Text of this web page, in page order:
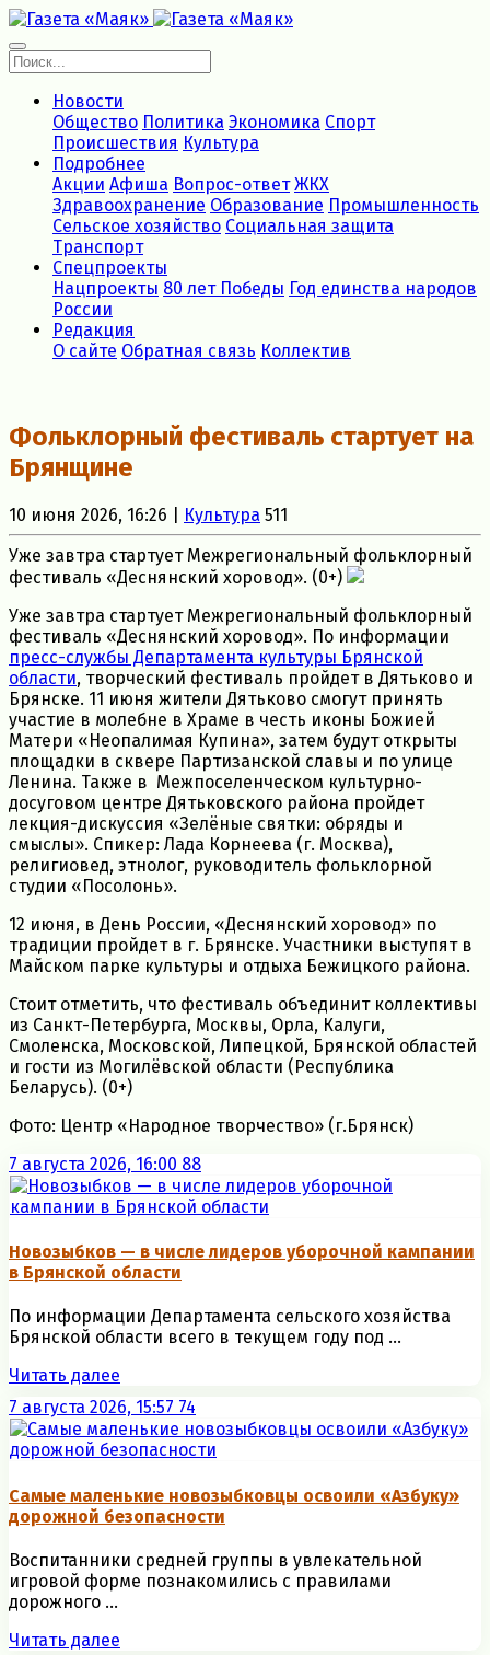
Новости
Общество Политика Экономика Спорт
Происшествия Культура
Подробнее
Акции Афиша Вопрос-ответ ЖКХ
Здравоохранение Образование Промышленность
Сельское хозяйство Социальная защита
Транспорт
Спецпроекты
Нацпроекты 80 лет Победы Год единства народов
России
Редакция
О сайте Обратная связь Коллектив
Фольклорный фестиваль стартует на
Брянщине
10 июня 2026, 16:26 | Культура 511
Уже завтра стартует Межрегиональный фольклорный
фестиваль «Деснянский хоровод». (0+)
Уже завтра стартует Межрегиональный фольклорный
фестиваль «Деснянский хоровод». По информации
пресс-службы Департамента культуры Брянской
области, творческий фестиваль пройдет в Дятьково и
Брянске. 11 июня жители Дятьково смогут принять
участие в молебне в Храме в честь иконы Божией
Матери «Неопалимая Купина», затем будут открыты
площадки в сквере Партизанской славы и по улице
Ленина. Также в Межпоселенческом культурно-
досуговом центре Дятьковского района пройдет
лекция-дискуссия «Зелёные святки: обряды и
смыслы». Спикер: Лада Корнеева (г. Москва),
религиовед, этнолог, руководитель фольклорной
студии «Посолонь».
12 июня, в День России, «Деснянский хоровод» по
традиции пройдет в г. Брянске. Участники выступят в
Майском парке культуры и отдыха Бежицкого района.
Стоит отметить, что фестиваль объединит коллективы
из Санкт-Петербурга, Москвы, Орла, Калуги,
Смоленска, Московской, Липецкой, Брянской областей
и гости из Могилёвской области (Республика
Беларусь). (0+)
Фото: Центр «Народное творчество» (г.Брянск)
7 августа 2026, 16:00 88
Новозыбков — в числе лидеров уборочной кампании
в Брянской области
По информации Департамента сельского хозяйства
Брянской области всего в текущем году под ...
Читать далее
7 августа 2026, 15:57 74
Самые маленькие новозыбковцы освоили «Азбуку»
дорожной безопасности
Воспитанники средней группы в увлекательной
игровой форме познакомились с правилами
дорожного ...
Читать далее